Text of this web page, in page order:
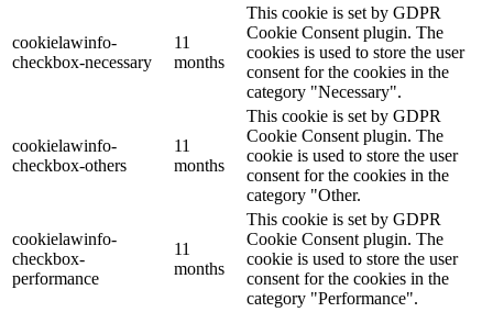
cookielawinfo-
checkbox-necessary
11
months
This cookie is set by GDPR
Cookie Consent plugin. The
cookies is used to store the user
consent for the cookies in the
category "Necessary".
cookielawinfo-
checkbox-others
11
months
This cookie is set by GDPR
Cookie Consent plugin. The
cookie is used to store the user
consent for the cookies in the
category "Other.
cookielawinfo-
checkbox-
performance
11
months
This cookie is set by GDPR
Cookie Consent plugin. The
cookie is used to store the user
consent for the cookies in the
category "Performance".